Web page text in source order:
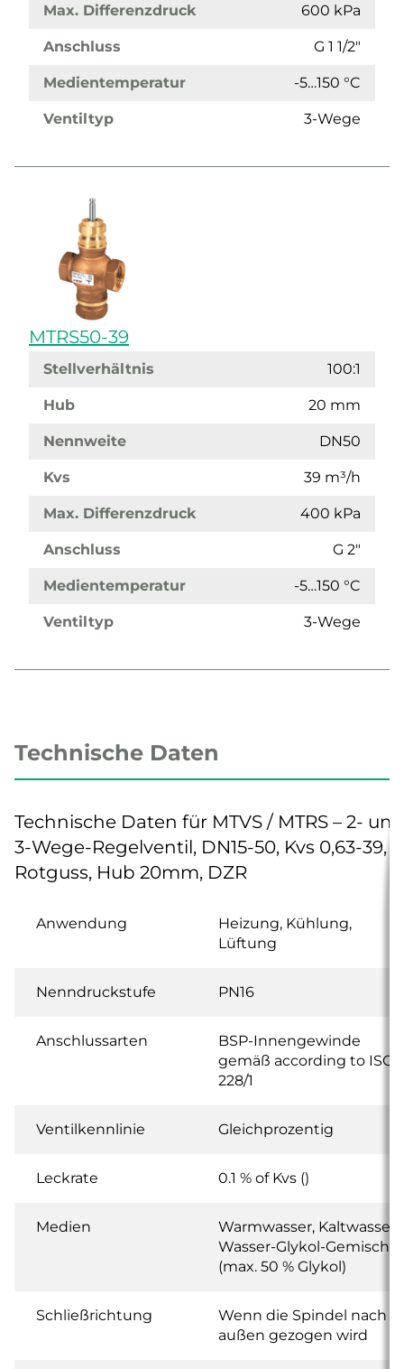
Max. Differenzdruck 600 kPa
Anschluss G 1 1/2"
Medientemperatur -5…150 °C
Ventiltyp 3-Wege
MTRS50-39
Stellverhältnis 100:1
Hub 20 mm
Nennweite DN50
Kvs 39 m³/h
Max. Differenzdruck 400 kPa
Anschluss G 2"
Medientemperatur -5…150 °C
Ventiltyp 3-Wege
Technische Daten
Technische Daten für MTVS / MTRS – 2- und
3-Wege-Regelventil, DN15-50, Kvs 0,63-39,
Rotguss, Hub 20mm, DZR
Anwendung
Heizung, Kühlung,
Lüftung
Nenndruckstufe PN16
Anschlussarten
BSP-Innengewinde
gemäß according to ISO
228/1
Ventilkennlinie Gleichprozentig
Leckrate 0.1 % of Kvs ()
Medien
Warmwasser, Kaltwasser,
Wasser-Glykol-Gemisch
(max. 50 % Glykol)
Schließrichtung
Wenn die Spindel nach
außen gezogen wird